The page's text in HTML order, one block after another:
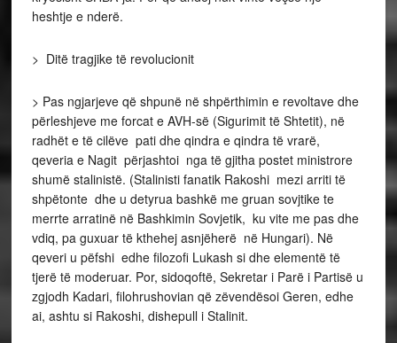
heshtje e nderë.
> Ditë tragjike të revolucionit
> Pas ngjarjeve që shpunë në shpërthimin e revoltave dhe
përleshjeve me forcat e AVH-së (Sigurimit të Shtetit), në
radhët e të cilëve pati dhe qindra e qindra të vrarë,
qeveria e Nagit përjashtoi nga të gjitha postet ministrore
shumë stalinistë. (Stalinisti fanatik Rakoshi mezi arriti të
shpëtonte dhe u detyrua bashkë me gruan sovjtike te
merrte arratinë në Bashkimin Sovjetik, ku vite me pas dhe
vdiq, pa guxuar të kthehej asnjëherë në Hungari). Në
qeveri u pëfshi edhe filozofi Lukash si dhe elementë të
tjerë të moderuar. Por, sidoqoftë, Sekretar i Parë i Partisë u
zgjodh Kadari, filohrushovian që zëvendësoi Geren, edhe
ai, ashtu si Rakoshi, dishepull i Stalinit.